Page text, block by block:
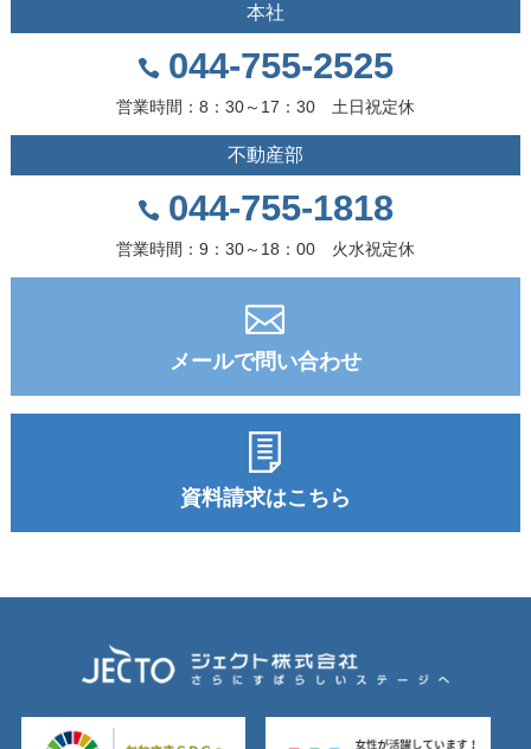
本社
044-755-2525
営業時間：8：30～17：30 土日祝定休
不動産部
044-755-1818
営業時間：9：30～18：00 火水祝定休
メールで問い合わせ
資料請求はこちら